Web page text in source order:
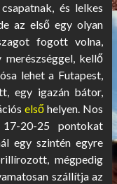
csapatnak, és lelkes
az első egy olyan
fogott volna,
kellő
lehet a Futapest,
egy igazán bátor,
első helyen. Nos
20-25 pontokat
egy szintén egyre
mégpedig
szállítja az